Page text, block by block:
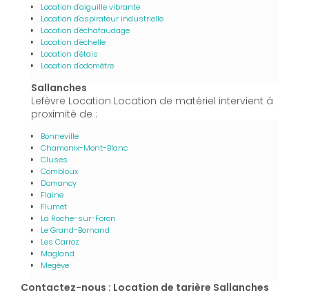
Location d'aiguille vibrante
Location d'aspirateur industrielle
Location d'échafaudage
Location d'échelle
Location d'étais
Location d'odomètre
Sallanches
Lefèvre Location Location de matériel intervient à
proximité de :
Bonneville
Chamonix-Mont-Blanc
Cluses
Combloux
Domancy
Flaine
Flumet
La Roche-sur-Foron
Le Grand-Bornand
Les Carroz
Magland
Megève
Contactez-nous : Location de tarière Sallanches